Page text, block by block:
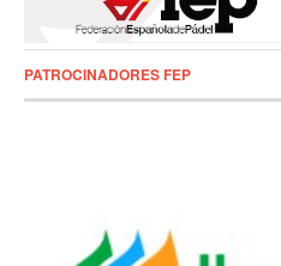
PATROCINADORES FEP